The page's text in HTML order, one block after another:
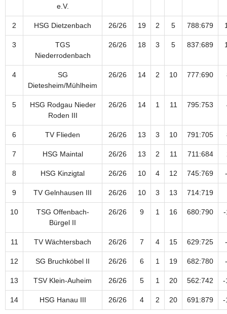
e.V.
2 HSG Dietzenbach 26/26 19 2 5 788:679
3
TGS
Niederrodenbach
26/26 18 3 5 837:689
4
SG
Dietesheim/Mühlheim
26/26 14 2 10 777:690
5
HSG Rodgau Nieder
Roden III
26/26 14 1 11 795:753
6 TV Flieden 26/26 13 3 10 791:705
7 HSG Maintal 26/26 13 2 11 711:684
8 HSG Kinzigtal 26/26 10 4 12 745:769
9 TV Gelnhausen III 26/26 10 3 13 714:719
10
TSG Offenbach-
Bürgel II
26/26 9 1 16 680:790 -
11 TV Wächtersbach 26/26 7 4 15 629:725
12 SG Bruchköbel II 26/26 6 1 19 682:780
13 TSV Klein-Auheim 26/26 5 1 20 562:742 -
14 HSG Hanau III 26/26 4 2 20 691:879 -